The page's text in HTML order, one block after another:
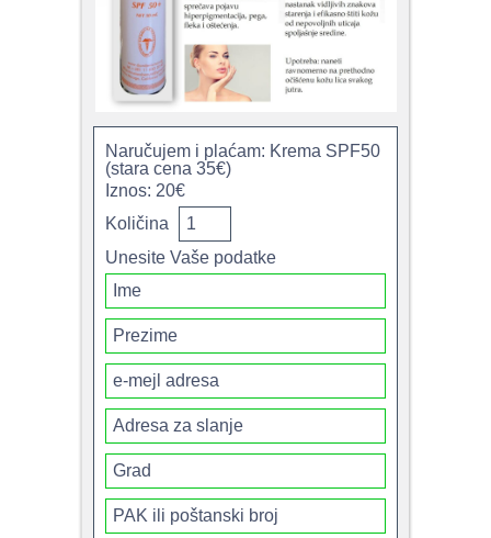
Naručujem i plaćam: Krema SPF50
(stara cena 35€)
Iznos: 20€
Količina
Unesite Vaše podatke